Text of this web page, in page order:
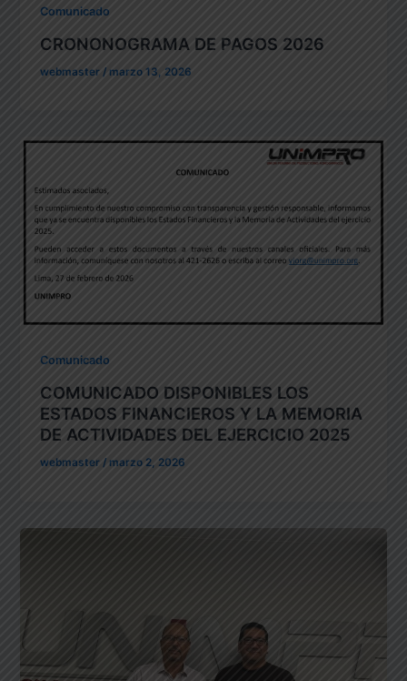
Comunicado
CRONONOGRAMA DE PAGOS 2026
webmaster / marzo 13, 2026
Comunicado
COMUNICADO DISPONIBLES LOS
ESTADOS FINANCIEROS Y LA MEMORIA
DE ACTIVIDADES DEL EJERCICIO 2025
webmaster/ marzo 2, 2026